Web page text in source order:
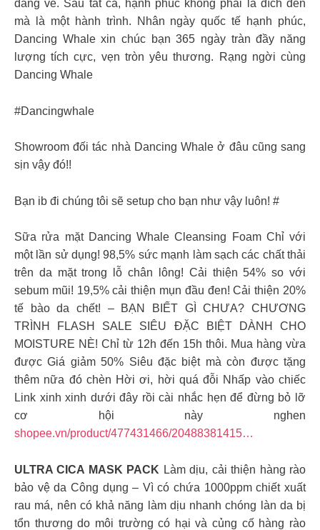
dáng vẻ. Sau tất cả, hạnh phúc không phải là đích đến
mà là một hành trình. Nhân ngày quốc tế hạnh phúc,
Dancing Whale xin chúc bạn 365 ngày tràn đầy năng
lượng tích cực, vẹn tròn yêu thương. Rạng ngời cùng
Dancing Whale
#Dancingwhale
Showroom đối tác nhà Dancing Whale ở đâu cũng sang
sịn vậy đó!!
Bạn ib đi chúng tôi sẽ setup cho bạn như vậy luôn! #
Sữa rửa mặt Dancing Whale Cleansing Foam Chỉ với
một lần sử dụng! 98,5% sức mạnh làm sạch các chất thải
trên da mặt trong lỗ chân lông! Cải thiện 54% so với
sebum mũi! 19,5% cải thiện mụn đầu đen! Cải thiện 20%
tế bào da chết! – BẠN BIẾT GÌ CHƯA? CHƯƠNG
TRÌNH FLASH SALE SIÊU ĐẶC BIỆT DÀNH CHO
MOISTURE NÈ! Chỉ từ 12h đến 15h thôi. Mua hàng vừa
được Giá giảm 50% Siêu đặc biệt mà còn được tặng
thêm nữa đó chèn Hời ơi, hời quá đỗi Nhấp vào chiếc
Link xinh xinh dưới đây rồi cài nhắc hẹn để đừng bỏ lỡ
cơ hội này nghen
shopee.vn/product/477431466/20488381415…
ULTRA CICA MASK PACK Làm dịu, cải thiện hàng rào
bảo vệ da Công dụng – Vì có chứa 1000ppm chiết xuất
rau má, nên có khả năng làm dịu nhanh chóng làn da bị
tổn thương do môi trường có hại và củng cố hàng rào